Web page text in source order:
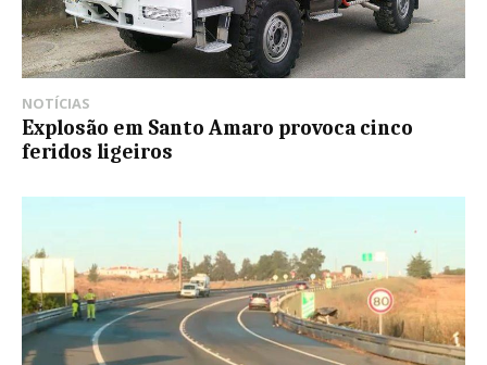
NOTÍCIAS
Explosão em Santo Amaro provoca cinco
feridos ligeiros